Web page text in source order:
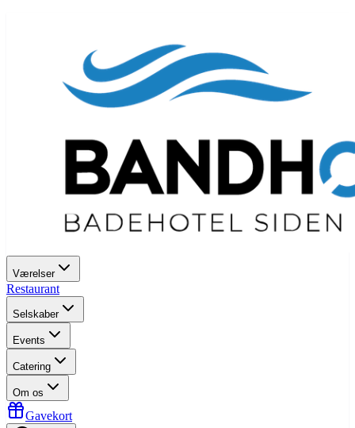
Værelser
Restaurant
Selskaber
Events
Catering
Om os
Gavekort